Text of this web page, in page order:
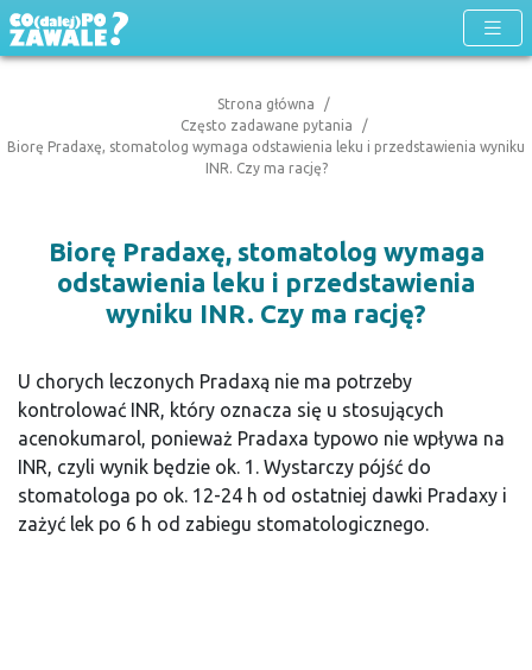
Strona główna
Często zadawane pytania
Biorę Pradaxę, stomatolog wymaga odstawienia leku i przedstawienia wyniku
INR. Czy ma rację?
Biorę Pradaxę, stomatolog wymaga
odstawienia leku i przedstawienia
wyniku INR. Czy ma rację?
U chorych leczonych Pradaxą nie ma potrzeby
kontrolować INR, który oznacza się u stosujących
acenokumarol, ponieważ Pradaxa typowo nie wpływa na
INR, czyli wynik będzie ok. 1. Wystarczy pójść do
stomatologa po ok. 12-24 h od ostatniej dawki Pradaxy i
zażyć lek po 6 h od zabiegu stomatologicznego.